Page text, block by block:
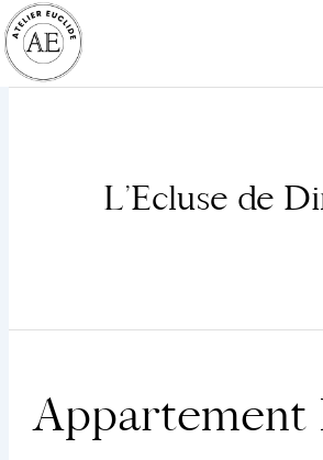
Aller
au
contenu
L’Ecluse de
Appartement